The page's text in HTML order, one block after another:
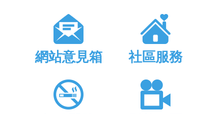
網站意見箱 社區服務